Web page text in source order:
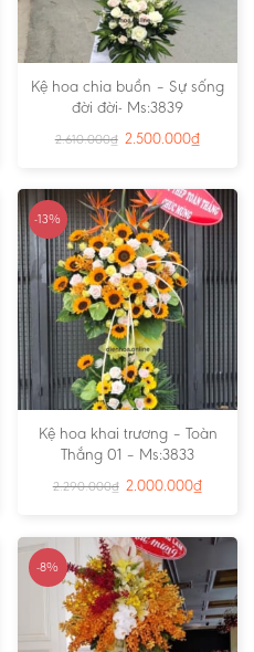
Kệ hoa chia buồn – Sự sống
đời đời- Ms:3839
2.610.000₫ 2.500.000₫
-13%
Kệ hoa khai trương – Toàn
Thắng 01 – Ms:3833
2.290.000₫ 2.000.000₫
-8%